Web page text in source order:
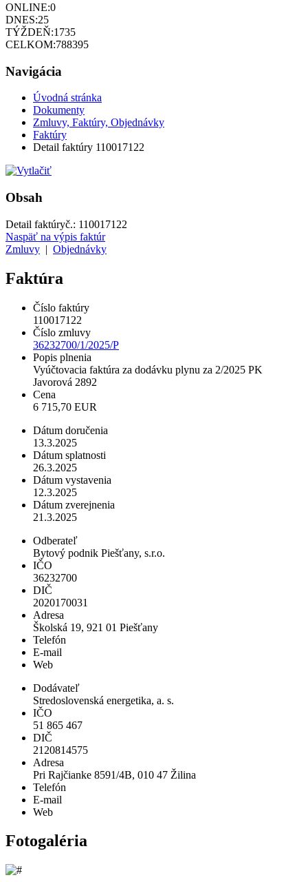
ONLINE:0
DNES:25
TÝŽDEŇ:1735
CELKOM:788395
Navigácia
Úvodná stránka
Dokumenty
Zmluvy, Faktúry, Objednávky
Faktúry
Detail faktúry 110017122
Obsah
Detail faktúryč.: 110017122
Naspäť na výpis faktúr
Zmluvy | Objednávky
Faktúra
Číslo faktúry
110017122
Číslo zmluvy
36232700/1/2025/P
Popis plnenia
Vyúčtovacia faktúra za dodávku plynu za 2/2025 PK
Javorová 2892
Cena
6 715,70 EUR
Dátum doručenia
13.3.2025
Dátum splatnosti
26.3.2025
Dátum vystavenia
12.3.2025
Dátum zverejnenia
21.3.2025
Odberateľ
Bytový podnik Piešťany, s.r.o.
IČO
36232700
DIČ
2020170031
Adresa
Školská 19, 921 01 Piešťany
Telefón
E-mail
Web
Dodávateľ
Stredoslovenská energetika, a. s.
IČO
51 865 467
DIČ
2120814575
Adresa
Pri Rajčianke 8591/4B, 010 47 Žilina
Telefón
E-mail
Web
Fotogaléria